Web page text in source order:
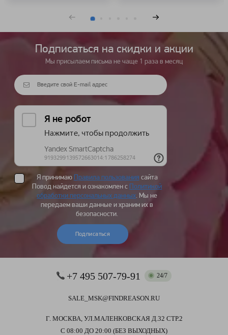
Подписаться на cкидки и акции
Мы присылаем письма не чаще 1 раза в месяц
Я принимаю Правила пользования сайта
Повод найдется и ознакомлен с Политикой
обработки персональных данных. Мы не
передаем ваши данные и храним их в
безопасности.
Подписаться
+7 495 507-79-91 24/7
SALE_MSK@FINDREASON.RU
Г. МОСКВА, УЛ.МАЛЕНКОВСКАЯ Д.32 СТР.2
С 08:00 ДО 20:00 (БЕЗ ВЫХОДНЫХ)